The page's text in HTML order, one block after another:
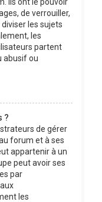
de verrouiller,
les sujets
les
partent
abusif ou
?
de gérer
forum et à ses
appartenir à un
peut avoir ses
par
les